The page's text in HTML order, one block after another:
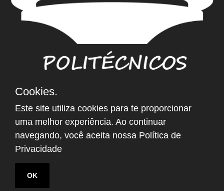
NEWSLETTER
Email*
Cookies.
Este site utiliza cookies para te proporcionar
uma melhor experiência. Ao continuar
navegando, você aceita nossa Política de
Privacidade
OK